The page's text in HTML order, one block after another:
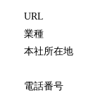
URL
業種
本社所在地
電話番号